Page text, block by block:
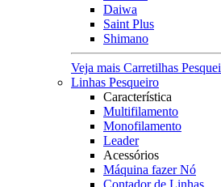
Daiwa
Saint Plus
Shimano
Veja mais Carretilhas
Linhas Pesqueiro
Característica
Multifilamento
Monofilamento
Leader
Acessórios
Máquina fazer Nó
Contador de Linhas